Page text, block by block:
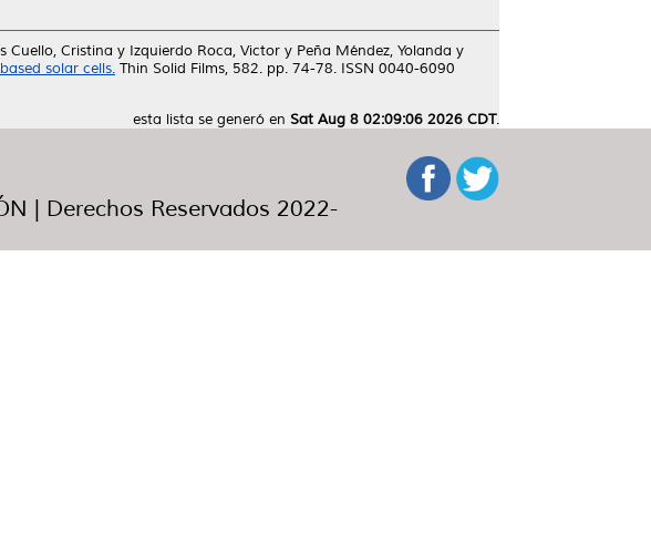
Cuello, Cristina y Izquierdo Roca, Victor y Peña Méndez, Yolanda y
solar cells. Thin Solid Films, 582. pp. 74-78. ISSN 0040-6090
esta lista se generó en Sat Aug 8 02:09:06 2026 CDT.
| Derechos Reservados 2022-